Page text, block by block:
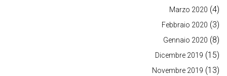
Marzo 2020 (4)
Febbraio 2020 (3)
Gennaio 2020 (8)
Dicembre 2019 (15)
Novembre 2019 (13)